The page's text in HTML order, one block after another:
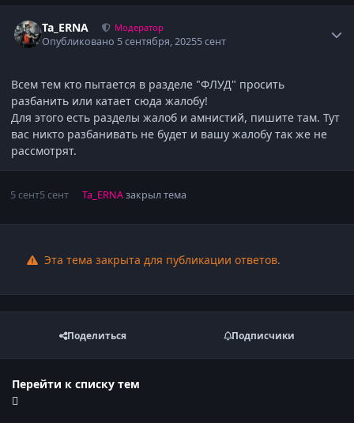
Ta_ERNA Модератор
Опубликовано 5 сентября, 20255 сент
Всем тем кто пытается в разделе "ФЛУД" просить
разбанить или катает сюда жалобу!
Для этого есть разделы жалоб и амнистий, пишите там. Тут
вас никто разбанивать не будет и вашу жалобу так же не
рассмотрят.
5 сент5 сент Ta_ERNAзакрыл тема
Эта тема закрыта для публикации ответов.
Поделиться Подписчики
Перейти к списку тем